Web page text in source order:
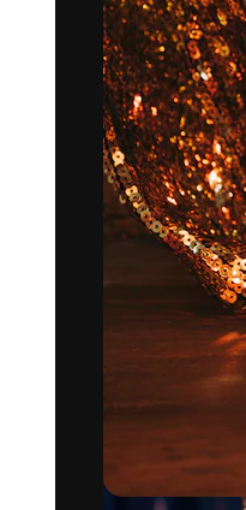
ваших